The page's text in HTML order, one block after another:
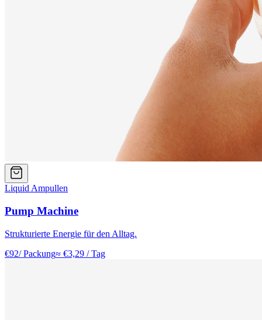
Liquid Ampullen
Pump Machine
Strukturierte Energie für den Alltag.
€92/ Packung≈ €3,29 / Tag